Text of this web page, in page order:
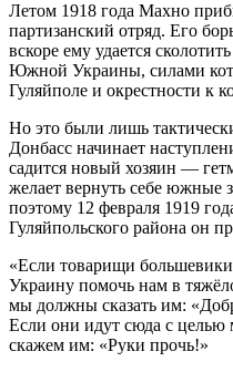
Летом 1918 года Махно
партизанский отряд. Его
вскоре ему удается
Южной Украины, силами
Гуляйполе и окрестности к
Но это были лишь
Донбасс начинает
садится новый хозяин —
желает вернуть себе
поэтому 12 февраля 1919
Гуляйпольского района он
«Если товарищи
Украину помочь нам в
мы должны сказать им:
Если они идут сюда с целью
скажем им: «Руки прочь!»